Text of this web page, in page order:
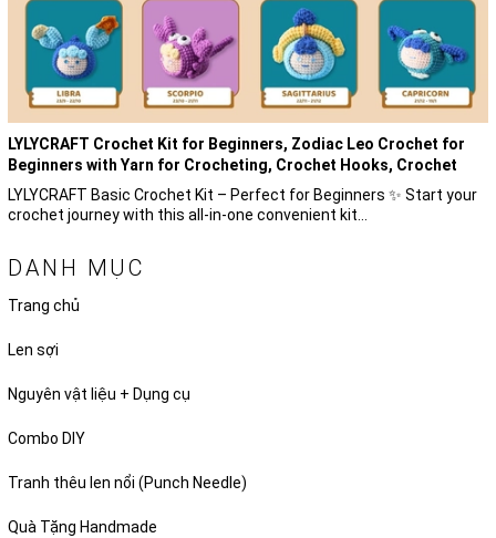
DANH MỤC
Trang chủ
Len sợi
Nguyên vật liệu + Dụng cụ
Combo DIY
Tranh thêu len nổi (Punch Needle)
Quà Tặng Handmade
LYLYCRAFT Crochet Kit for Beginners, Zodiac Leo Crochet for
Beginners with Yarn for Crocheting, Crochet Hooks, Crochet
Accessories, Crochet Needles, Crochet Supplies and Tutorial
Videos
LYLYCRAFT Basic Crochet Kit – Perfect for Beginners ✨ Start your
crochet journey with this all-in-one convenient kit...